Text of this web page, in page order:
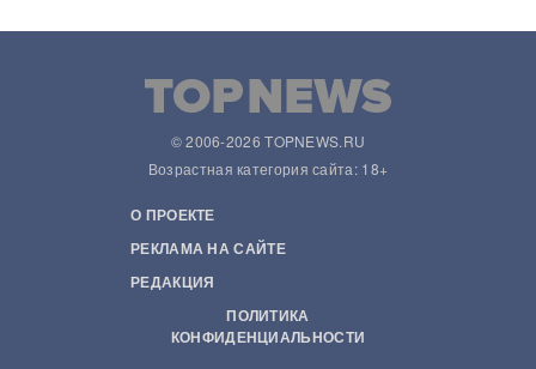
© 2006-2026 TOPNEWS.RU
Возрастная категория сайта: 18+
О ПРОЕКТЕ
РЕКЛАМА НА САЙТЕ
РЕДАКЦИЯ
ПОЛИТИКА
КОНФИДЕНЦИАЛЬНОСТИ